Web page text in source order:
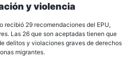
y violencia
recibió 29 recomendaciones del EPU,
Las 26 que son aceptadas tienen que
delitos y violaciones graves de derechos
migrantes.